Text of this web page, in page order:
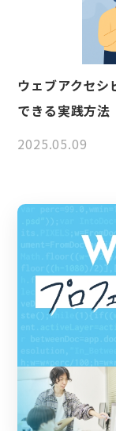
ウェブアクセシ
できる実践方法
2025.05.09